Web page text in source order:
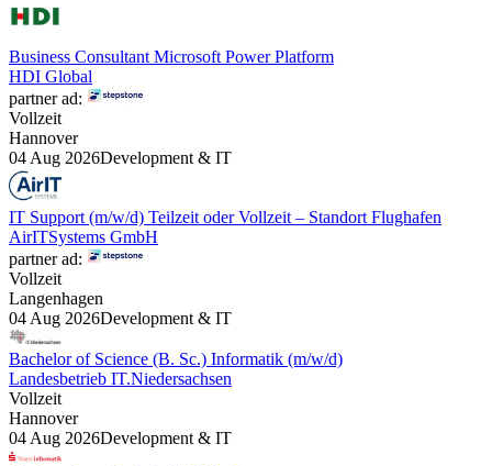
Business Consultant Microsoft Power Platform
HDI Global
partner ad:
Vollzeit
Hannover
04 Aug 2026Development & IT
IT Support (m/w/d) Teilzeit oder Vollzeit – Standort Flughafen
AirITSystems GmbH
partner ad:
Vollzeit
Langenhagen
04 Aug 2026Development & IT
Bachelor of Science (B. Sc.) Informatik (m/w/d)
Landesbetrieb IT.Niedersachsen
Vollzeit
Hannover
04 Aug 2026Development & IT